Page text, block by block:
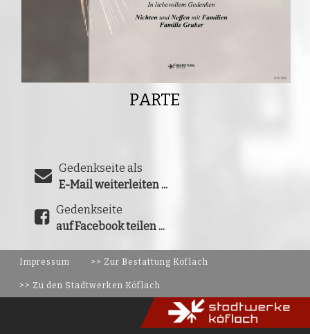
PARTE
Gedenkseite als
E-Mail weiterleiten ...
Gedenkseite
auf Facebook teilen ...
Impressum >> Zur Bestattung Köflach
>> Zu den Stadtwerken Köflach